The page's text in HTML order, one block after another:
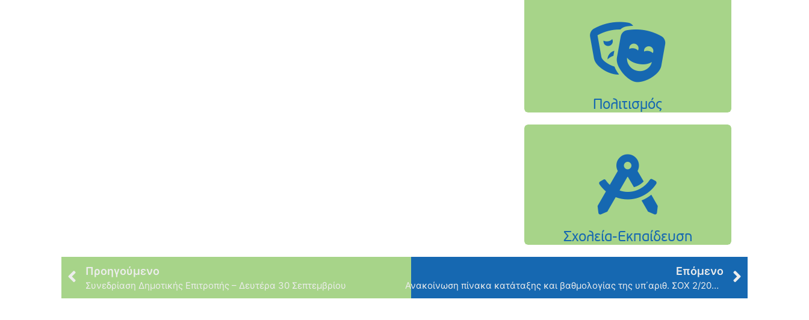
Προηγούμενο
Συνεδρίαση Δημοτικής Επιτροπής – Δευτέρα 30 Σεπτεμβρίου
Επόμενο
Ανακοίνωση πίνακα κατάταξης και βαθμολογίας της υπ΄αριθ. ΣΟΧ 2/2024 (2) ΠΕ Ναυαγοσωστών